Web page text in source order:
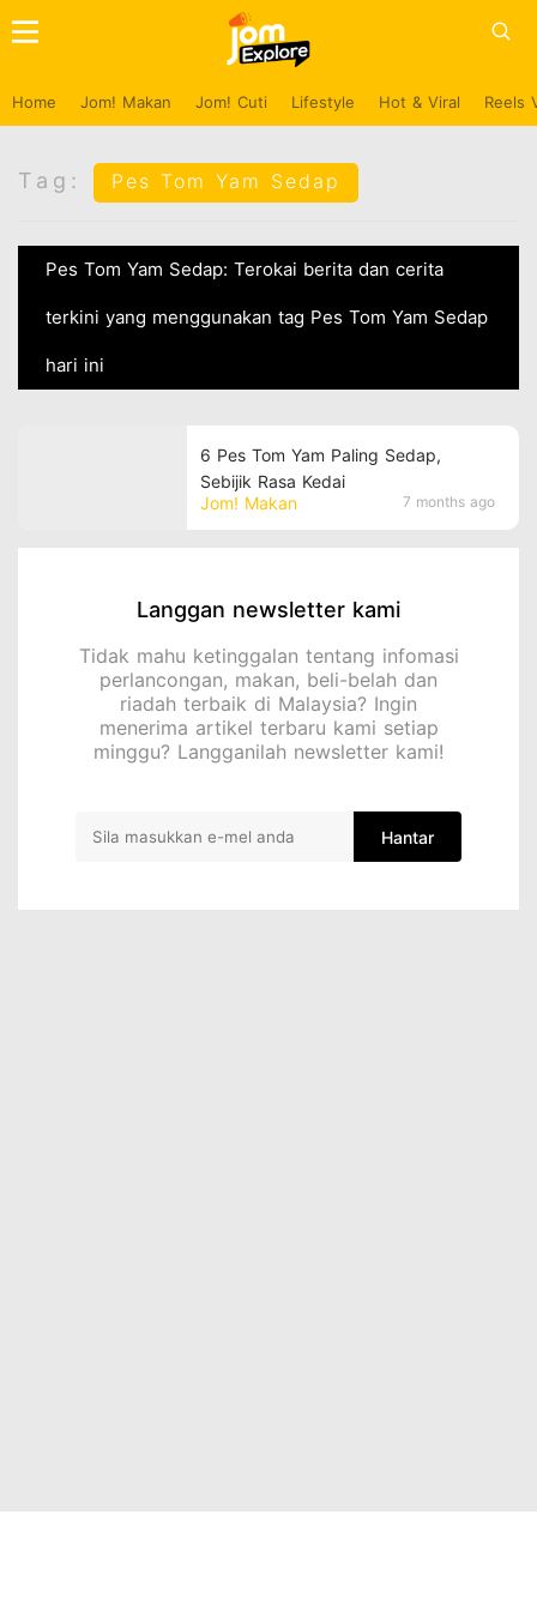
Home Jom! Makan Jom! Cuti Lifestyle Hot & Viral Reels
Tag: Pes Tom Yam Sedap
Pes Tom Yam Sedap: Terokai berita dan cerita
terkini yang menggunakan tag Pes Tom Yam Sedap
hari ini
Jom! Makan 7 months ago
6 Pes Tom Yam Paling Sedap,
Sebijik Rasa Kedai
Langgan newsletter kami
Tidak mahu ketinggalan tentang infomasi
perlancongan, makan, beli-belah dan
riadah terbaik di Malaysia? Ingin
menerima artikel terbaru kami setiap
minggu? Langganilah newsletter kami!
Hantar